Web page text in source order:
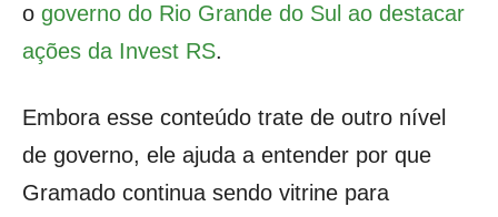
o governo do Rio Grande do Sul ao destacar
ações da Invest RS.
Embora esse conteúdo trate de outro nível
de governo, ele ajuda a entender por que
Gramado continua sendo vitrine para